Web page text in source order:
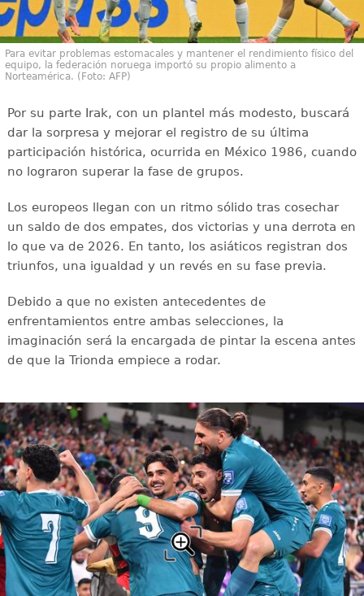
Para evitar problemas estomacales y mantener el rendimiento físico del
equipo, la federación noruega importó su propio alimento a
Norteamérica. (Foto: AFP)
Por su parte Irak, con un plantel más modesto, buscará
dar la sorpresa y mejorar el registro de su última
participación histórica, ocurrida en México 1986, cuando
no lograron superar la fase de grupos.
Los europeos llegan con un ritmo sólido tras cosechar
un saldo de dos empates, dos victorias y una derrota en
lo que va de 2026. En tanto, los asiáticos registran dos
triunfos, una igualdad y un revés en su fase previa.
Debido a que no existen antecedentes de
enfrentamientos entre ambas selecciones, la
imaginación será la encargada de pintar la escena antes
de que la Trionda empiece a rodar.